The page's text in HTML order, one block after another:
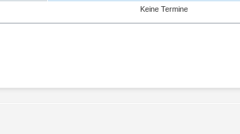
Keine Termine